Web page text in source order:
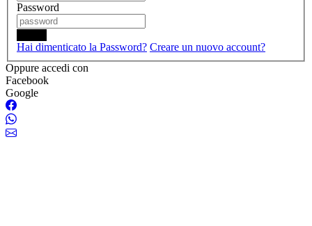
Password
Hai dimenticato la Password? Creare un nuovo account?
Oppure accedi con
Facebook
Google